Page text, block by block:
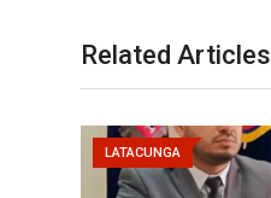
Related Articles
LATACUNGA